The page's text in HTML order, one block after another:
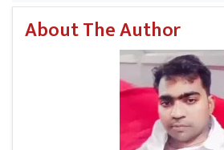
ओबरा पुलिस की त्वरित
में वांछित वारंटी गिरफ्तार
About The Author